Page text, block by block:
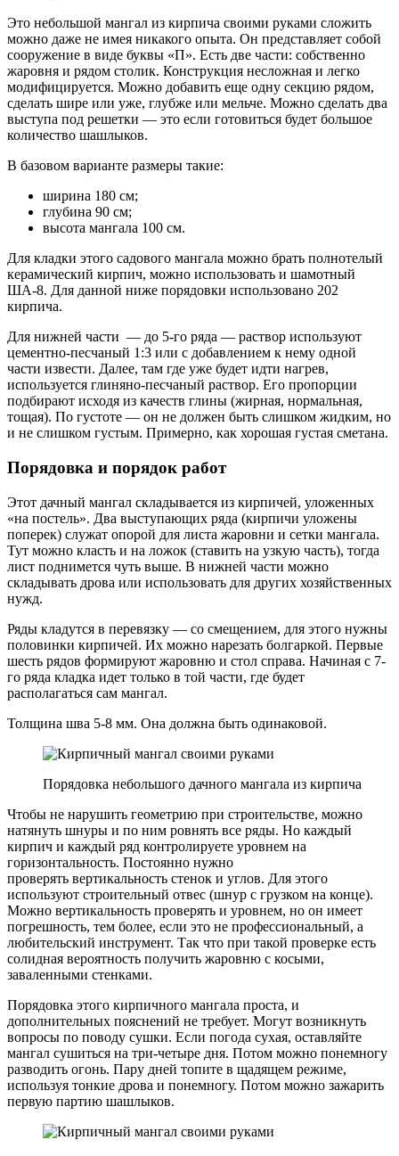
Это небольшой мангал из кирпича своими руками сложить
можно даже не имея никакого опыта. Он представляет собой
сооружение в виде буквы «П». Есть две части: собственно
жаровня и рядом столик. Конструкция несложная и легко
модифицируется. Можно добавить еще одну секцию рядом,
сделать шире или уже, глубже или мельче. Можно сделать два
выступа под решетки — это если готовиться будет большое
количество шашлыков.
В базовом варианте размеры такие:
ширина 180 см;
глубина 90 см;
высота мангала 100 см.
Для кладки этого садового мангала можно брать полнотелый
керамический кирпич, можно использовать и шамотный
ША-8. Для данной ниже порядовки использовано 202
кирпича.
Для нижней части — до 5-го ряда — раствор используют
цементно-песчаный 1:3 или с добавлением к нему одной
части извести. Далее, там где уже будет идти нагрев,
используется глиняно-песчаный раствор. Его пропорции
подбирают исходя из качеств глины (жирная, нормальная,
тощая). По густоте — он не должен быть слишком жидким, но
и не слишком густым. Примерно, как хорошая густая сметана.
Порядовка и порядок работ
Этот дачный мангал складывается из кирпичей, уложенных
«на постель». Два выступающих ряда (кирпичи уложены
поперек) служат опорой для листа жаровни и сетки мангала.
Тут можно класть и на ложок (ставить на узкую часть), тогда
лист поднимется чуть выше. В нижней части можно
складывать дрова или использовать для других хозяйственных
нужд.
Ряды кладутся в перевязку — со смещением, для этого нужны
половинки кирпичей. Их можно нарезать болгаркой. Первые
шесть рядов формируют жаровню и стол справа. Начиная с 7-
го ряда кладка идет только в той части, где будет
располагаться сам мангал.
Толщина шва 5-8 мм. Она должна быть одинаковой.
Порядовка небольшого дачного мангала из кирпича
Чтобы не нарушить геометрию при строительстве, можно
натянуть шнуры и по ним ровнять все ряды. Но каждый
кирпич и каждый ряд контролируете уровнем на
горизонтальность. Постоянно нужно
проверять вертикальность стенок и углов. Для этого
используют строительный отвес (шнур с грузком на конце).
Можно вертикальность проверять и уровнем, но он имеет
погрешность, тем более, если это не профессиональный, а
любительский инструмент. Так что при такой проверке есть
солидная вероятность получить жаровню с косыми,
заваленными стенками.
Порядовка этого кирпичного мангала проста, и
дополнительных пояснений не требует. Могут возникнуть
вопросы по поводу сушки. Если погода сухая, оставляйте
мангал сушиться на три-четыре дня. Потом можно понемногу
разводить огонь. Пару дней топите в щадящем режиме,
используя тонкие дрова и понемногу. Потом можно зажарить
первую партию шашлыков.